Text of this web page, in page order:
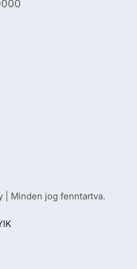
| Minden jog fenntartva.